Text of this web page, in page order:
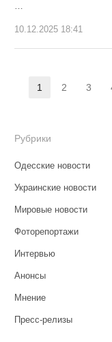
…
10.12.2025 18:41
Навигация
записям
Страница
1 Страница
2 3
Рубрики
Одесские новости
Украинские новости
Мировые новости
Фоторепортажи
Интервью
Анонсы
Мнение
Пресс-релизы